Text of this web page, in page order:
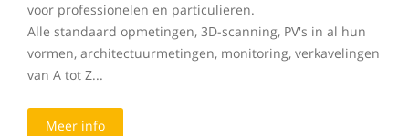
voor professionelen en particulieren.
Alle standaard opmetingen, 3D-scanning, PV's in al hun
vormen, architectuurmetingen, monitoring, verkavelingen
van A tot Z...
Meer info